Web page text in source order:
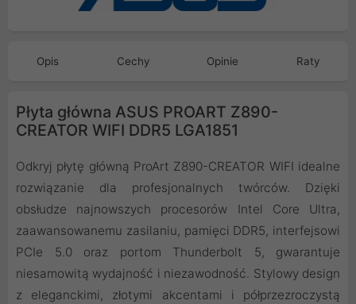
Opis Cechy Opinie Raty
Płyta główna ASUS PROART Z890-
CREATOR WIFI DDR5 LGA1851
Odkryj płytę główną ProArt Z890-CREATOR WIFI idealne
rozwiązanie dla profesjonalnych twórców. Dzięki
obsłudze najnowszych procesorów Intel Core Ultra,
zaawansowanemu zasilaniu, pamięci DDR5, interfejsowi
PCIe 5.0 oraz portom Thunderbolt 5, gwarantuje
niesamowitą wydajność i niezawodność. Stylowy design
z eleganckimi, złotymi akcentami i półprzezroczystą